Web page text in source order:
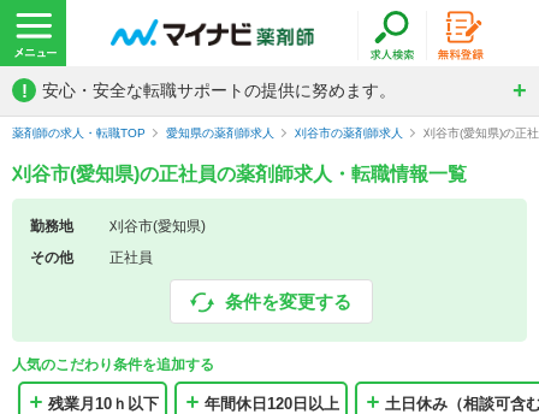
! 安心・安全な転職サポートの提供に努めます。
薬剤師の求人・転職TOP 愛知県の薬剤師求人 刈谷市の薬剤師求人 刈谷市(愛知県)の正
刈谷市(愛知県)の正社員の薬剤師求人・転職情報一覧
勤務地
刈谷市(愛知県)
その他
正社員
条件を変更する
人気のこだわり条件を追加する
残業月10ｈ以下 年間休日120日以上 土日休み（相談可含